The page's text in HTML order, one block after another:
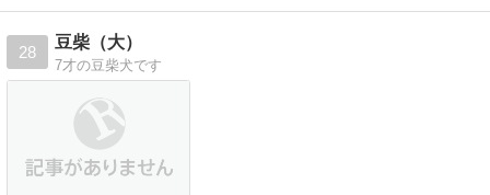
28
豆柴（大）
7才の豆柴犬です